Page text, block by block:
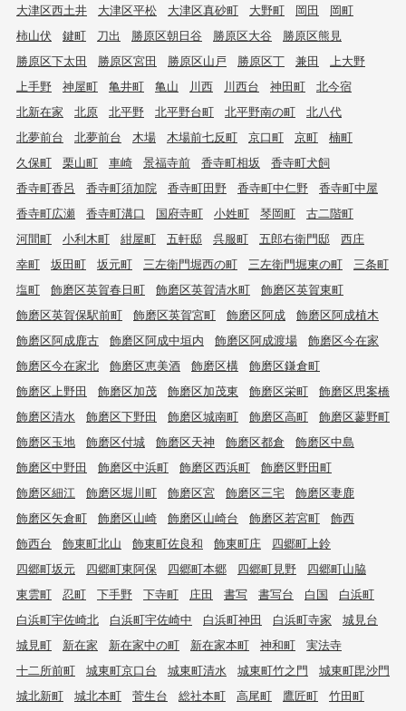
大津区西土井
大津区平松 大津区真砂町 大野町 岡田
岡町
柿山伏
鍵町 刀出 勝原区朝日谷 勝原区大谷
勝原区熊見
勝原区下太田
勝原区宮田 勝原区山戸 勝原区丁 兼田
上大野
上手野
神屋町 亀井町 亀山 川西 川西台 神田町
北今宿
北新在家
北原 北平野 北平野台町 北平野南の町
北八代
北夢前台
北夢前台 木場 木場前七反町 京口町 京町
楠町
久保町
栗山町 車崎 景福寺前 香寺町相坂
香寺町犬飼
香寺町香呂
香寺町須加院 香寺町田野 香寺町中仁野
香寺町中屋
香寺町広瀬
香寺町溝口 国府寺町 小姓町 琴岡町
古二階町
河間町
小利木町 紺屋町 五軒邸 呉服町 五郎右衛門邸
西庄
幸町
坂田町 坂元町 三左衛門堀西の町 三左衛門堀東の町
三条町
塩町
飾磨区英賀春日町 飾磨区英賀清水町
飾磨区英賀東町
飾磨区英賀保駅前町
飾磨区英賀宮町 飾磨区阿成
飾磨区阿成植木
飾磨区阿成鹿古
飾磨区阿成中垣内 飾磨区阿成渡場
飾磨区今在家
飾磨区今在家北
飾磨区恵美酒 飾磨区構
飾磨区鎌倉町
飾磨区上野田
飾磨区加茂 飾磨区加茂東 飾磨区栄町
飾磨区思案橋
飾磨区清水
飾磨区下野田 飾磨区城南町 飾磨区高町
飾磨区蓼野町
飾磨区玉地
飾磨区付城 飾磨区天神 飾磨区都倉
飾磨区中島
飾磨区中野田
飾磨区中浜町 飾磨区西浜町
飾磨区野田町
飾磨区細江
飾磨区堀川町 飾磨区宮 飾磨区三宅
飾磨区妻鹿
飾磨区矢倉町
飾磨区山崎 飾磨区山崎台 飾磨区若宮町
飾西
飾西台
飾東町北山 飾東町佐良和 飾東町庄
四郷町上鈴
四郷町坂元
四郷町東阿保 四郷町本郷 四郷町見野
四郷町山脇
東雲町
忍町 下手野 下寺町 庄田 書写 書写台 白国
白浜町
白浜町宇佐崎北
白浜町宇佐崎中 白浜町神田 白浜町寺家
城見台
城見町
新在家 新在家中の町 新在家本町 神和町
実法寺
十二所前町
城東町京口台 城東町清水 城東町竹之門
城東町毘沙門
城北新町
城北本町 菅生台 総社本町 高尾町 鷹匠町
竹田町